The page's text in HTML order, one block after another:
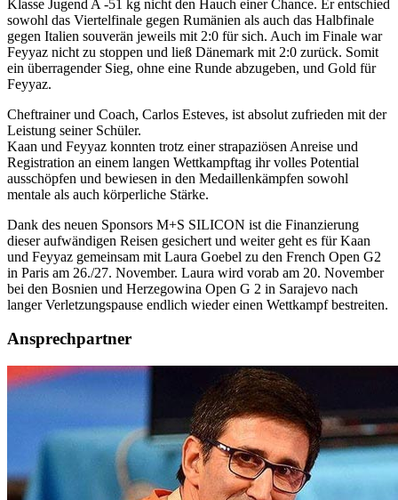
Klasse Jugend A -51 kg nicht den Hauch einer Chance. Er entschied
sowohl das Viertelfinale gegen Rumänien als auch das Halbfinale
gegen Italien souverän jeweils mit 2:0 für sich. Auch im Finale war
Feyyaz nicht zu stoppen und ließ Dänemark mit 2:0 zurück. Somit
ein überragender Sieg, ohne eine Runde abzugeben, und Gold für
Feyyaz.
Cheftrainer und Coach, Carlos Esteves, ist absolut zufrieden mit der
Leistung seiner Schüler.
Kaan und Feyyaz konnten trotz einer strapaziösen Anreise und
Registration an einem langen Wettkampftag ihr volles Potential
ausschöpfen und bewiesen in den Medaillenkämpfen sowohl
mentale als auch körperliche Stärke.
Dank des neuen Sponsors M+S SILICON ist die Finanzierung
dieser aufwändigen Reisen gesichert und weiter geht es für Kaan
und Feyyaz gemeinsam mit Laura Goebel zu den French Open G2
in Paris am 26./27. November. Laura wird vorab am 20. November
bei den Bosnien und Herzegowina Open G 2 in Sarajevo nach
langer Verletzungspause endlich wieder einen Wettkampf bestreiten.
Ansprechpartner